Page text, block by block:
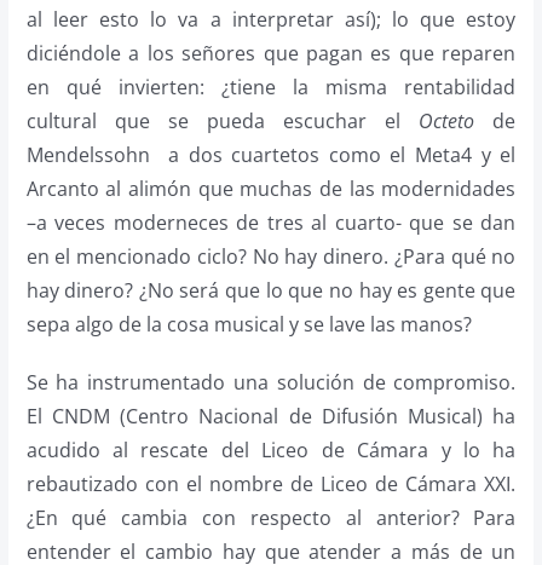
al leer esto lo va a interpretar así); lo que estoy
diciéndole a los señores que pagan es que reparen
en qué invierten: ¿tiene la misma rentabilidad
cultural que se pueda escuchar el Octeto de
Mendelssohn a dos cuartetos como el Meta4 y el
Arcanto al alimón que muchas de las modernidades
–a veces moderneces de tres al cuarto- que se dan
en el mencionado ciclo? No hay dinero. ¿Para qué no
hay dinero? ¿No será que lo que no hay es gente que
sepa algo de la cosa musical y se lave las manos?
Se ha instrumentado una solución de compromiso.
El CNDM (Centro Nacional de Difusión Musical) ha
acudido al rescate del Liceo de Cámara y lo ha
rebautizado con el nombre de Liceo de Cámara XXI.
¿En qué cambia con respecto al anterior? Para
entender el cambio hay que atender a más de un